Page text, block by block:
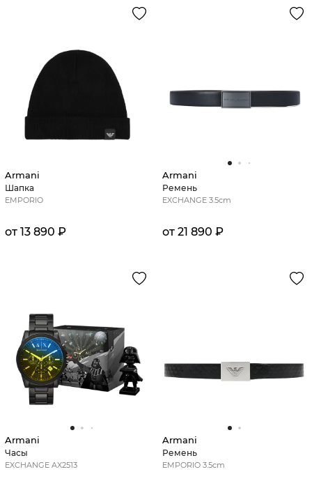
Armani
Шапка
EMPORIO
от 13 890 ₽
Armani
Ремень
EXCHANGE 3.5cm
от 21 890 ₽
Armani
Часы
EXCHANGE AX2513
Armani
Ремень
EMPORIO 3.5cm